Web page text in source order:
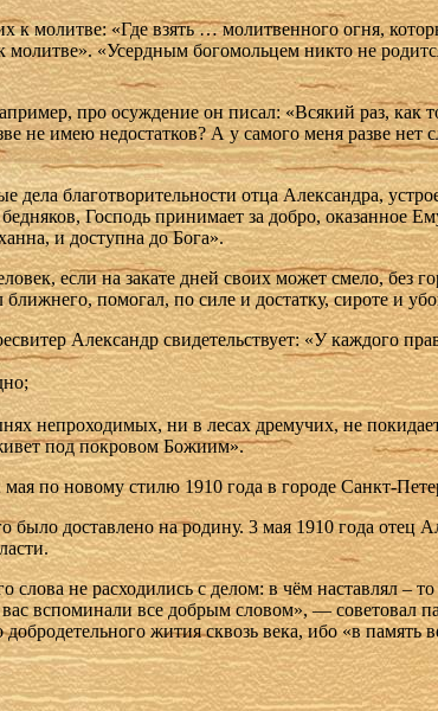
молитве: «Где взять … молитвенного огня,
«Усердным богомольцем никто не
про осуждение он писал: «Всякий раз, как
не имею недостатков? А у самого меня разве
благотворительности отца Александра,
Господь принимает за добро, оказанное
и доступна до Бога».
если на закате дней своих может смело, без
помогал, по силе и достатку, сироте и
Александр свидетельствует: «У каждого
непроходимых, ни в лесах дремучих, не
под покровом Божиим».
по новому стилю 1910 года в городе Санкт-
доставлено на родину. 3 мая 1910 года отец
не расходились с делом: в чём наставлял –
вспоминали все добрым словом», —
жития сквозь века, ибо «в память